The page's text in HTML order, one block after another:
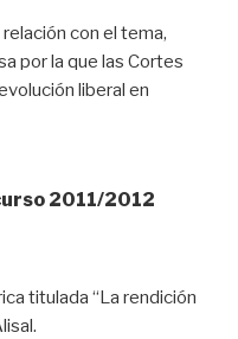
con el tema,
por la que las Cortes
liberal en
2011/2012
titulada “La rendición